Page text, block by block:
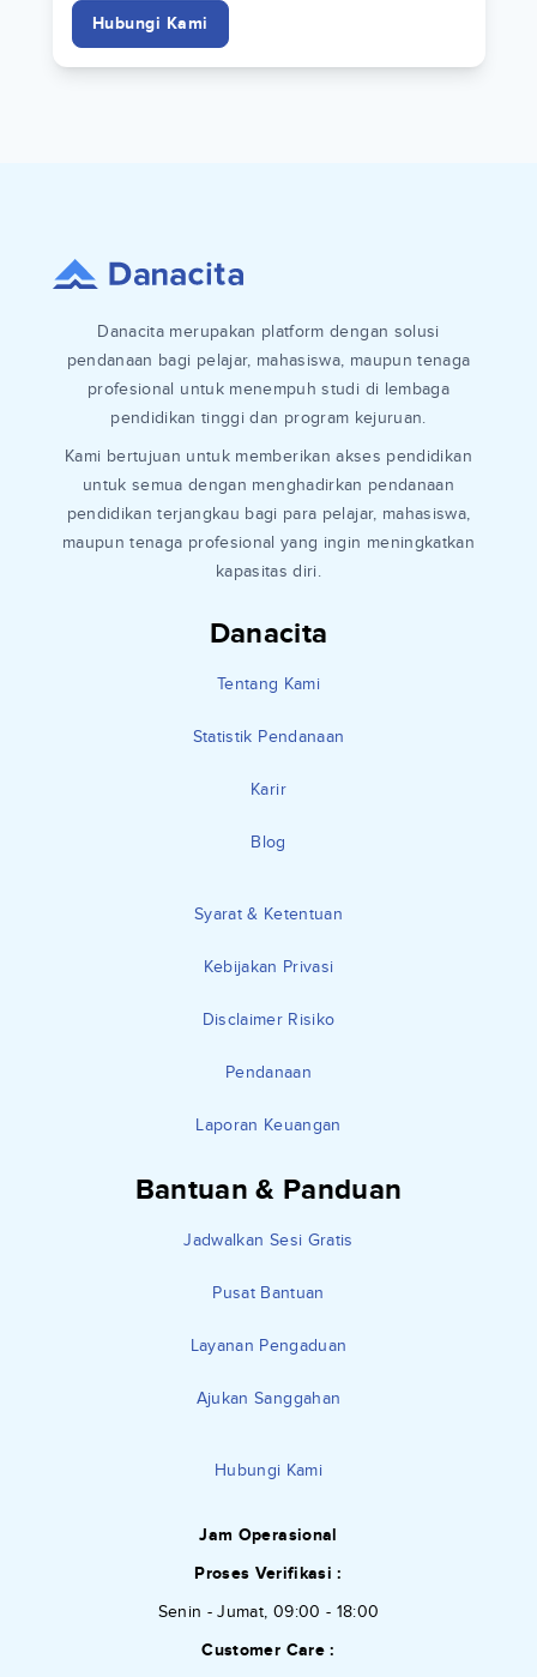
Hubungi Kami
Danacita
Tentang Kami
Statistik Pendanaan
Karir
Blog
Syarat & Ketentuan
Kebijakan Privasi
Disclaimer Risiko
Pendanaan
Laporan Keuangan
Bantuan & Panduan
Jadwalkan Sesi Gratis
Pusat Bantuan
Layanan Pengaduan
Ajukan Sanggahan
Hubungi Kami
Jam Operasional
Proses Verifikasi :
Senin - Jumat, 09:00 - 18:00
Customer Care :
Danacita merupakan platform dengan solusi
pendanaan bagi pelajar, mahasiswa, maupun tenaga
profesional untuk menempuh studi di lembaga
pendidikan tinggi dan program kejuruan.
Kami bertujuan untuk memberikan akses pendidikan
untuk semua dengan menghadirkan pendanaan
pendidikan terjangkau bagi para pelajar, mahasiswa,
maupun tenaga profesional yang ingin meningkatkan
kapasitas diri.